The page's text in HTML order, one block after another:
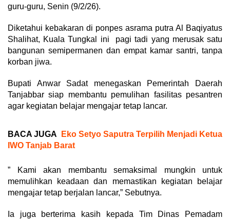
guru-guru, Senin (9/2/26).
Diketahui kebakaran di ponpes asrama putra Al Baqiyatus
Shalihat, Kuala Tungkal ini pagi tadi yang merusak satu
bangunan semipermanen dan empat kamar santri, tanpa
korban jiwa.
Bupati Anwar Sadat menegaskan Pemerintah Daerah
Tanjabbar siap membantu pemulihan fasilitas pesantren
agar kegiatan belajar mengajar tetap lancar.
BACA JUGA
Eko Setyo Saputra Terpilih Menjadi Ketua
IWO Tanjab Barat
” Kami akan membantu semaksimal mungkin untuk
memulihkan keadaan dan memastikan kegiatan belajar
mengajar tetap berjalan lancar,” Sebutnya.
Ia juga berterima kasih kepada Tim Dinas Pemadam